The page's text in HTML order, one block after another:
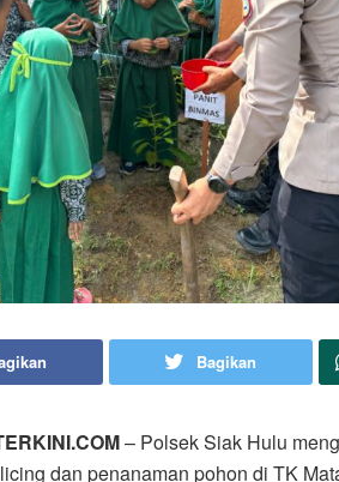
Bagikan
– Polsek Siak Hulu
dan penanaman pohon di TK